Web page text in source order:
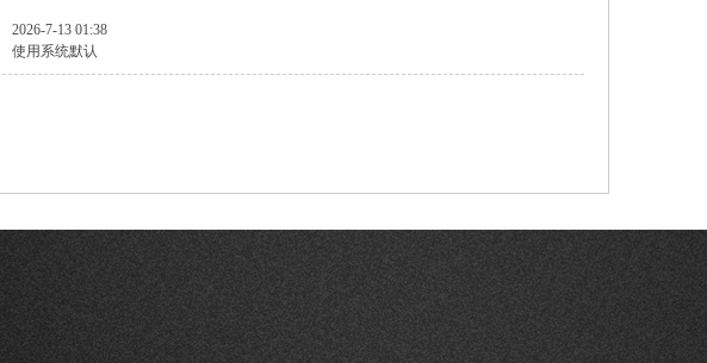
2026-7-13 01:38
使用系统默认